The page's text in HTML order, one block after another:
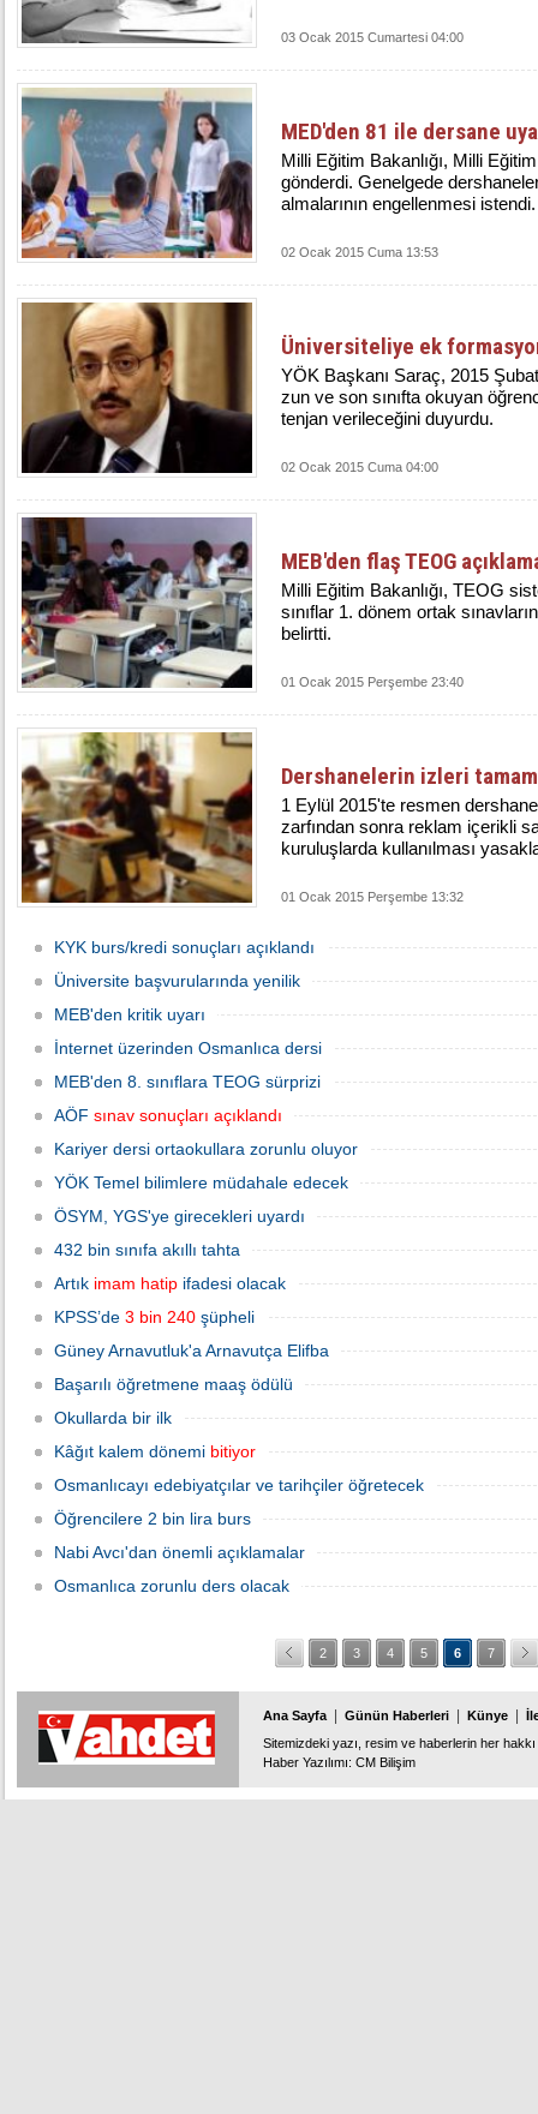
03 Ocak 2015 Cumartesi 04:00
MED'den 81 ile dersane
Milli Eğitim Bakanlığı, Milli
gönderdi. Genelgede
almalarının engellenmesi istendi.
02 Ocak 2015 Cuma 13:53
Üniversiteliye ek
YÖK Başkanı Saraç, 2015
zun ve son sı­nıf­ta oku­yan
ten­jan ve­ri­le­ce­ği­ni du­yur­du.
02 Ocak 2015 Cuma 04:00
MEB'den flaş TEOG
Milli Eğitim Bakanlığı, TEOG
sınıflar 1. dönem ortak
belirtti.
01 Ocak 2015 Perşembe 23:40
Dershanelerin izleri
1 Eylül 2015'te resmen
zarfından sonra reklam içerikli
kuruluşlarda kullanılması
01 Ocak 2015 Perşembe 13:32
KYK burs/kredi sonuçları açıklandı
Üniversite başvurularında yenilik
MEB'den kritik uyarı
İnternet üzerinden Osmanlıca dersi
MEB'den 8. sınıflara TEOG sürprizi
AÖF sınav sonuçları açıklandı
Kariyer dersi ortaokullara zorunlu oluyor
YÖK Temel bilimlere müdahale edecek
ÖSYM, YGS'ye girecekleri uyardı
432 bin sınıfa akıllı tahta
Artık imam hatip ifadesi olacak
KPSS’de 3 bin 240 şüpheli
Güney Arnavutluk'a Arnavutça Elifba
Başarılı öğretmene maaş ödülü
Okullarda bir ilk
Kâğıt kalem dönemi bitiyor
Osmanlıcayı edebiyatçılar ve tarihçiler öğretecek
Öğrencilere 2 bin lira burs
Nabi Avcı'dan önemli açıklamalar
Osmanlıca zorunlu ders olacak
2 3 4 5 6 7
Ana Sayfa Günün Haberleri Künye
Sitemizdeki yazı, resim ve haberlerin her
Haber Yazılımı: CM Bilişim